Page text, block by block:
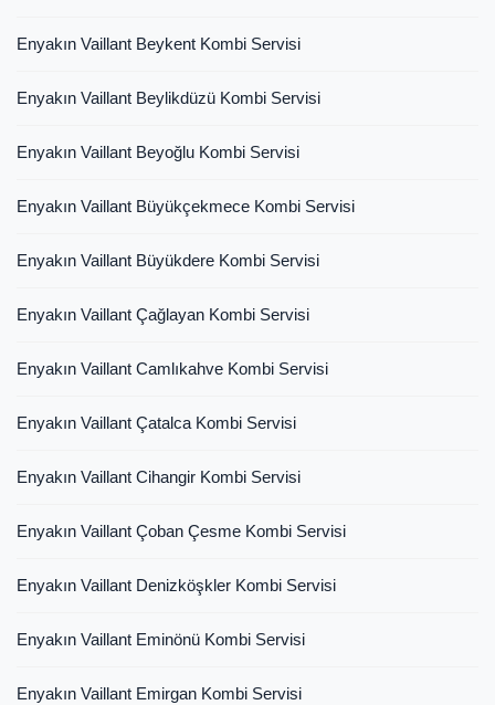
Enyakın Vaillant Beykent Kombi Servisi
Enyakın Vaillant Beylikdüzü Kombi Servisi
Enyakın Vaillant Beyoğlu Kombi Servisi
Enyakın Vaillant Büyükçekmece Kombi Servisi
Enyakın Vaillant Büyükdere Kombi Servisi
Enyakın Vaillant Çağlayan Kombi Servisi
Enyakın Vaillant Camlıkahve Kombi Servisi
Enyakın Vaillant Çatalca Kombi Servisi
Enyakın Vaillant Cihangir Kombi Servisi
Enyakın Vaillant Çoban Çesme Kombi Servisi
Enyakın Vaillant Denizköşkler Kombi Servisi
Enyakın Vaillant Eminönü Kombi Servisi
Enyakın Vaillant Emirgan Kombi Servisi